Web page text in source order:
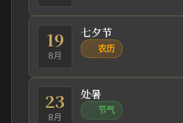
19
8月
七夕节
农历
23
8月
处暑
节气